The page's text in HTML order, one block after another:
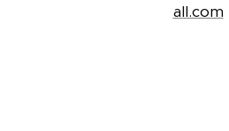
all.com